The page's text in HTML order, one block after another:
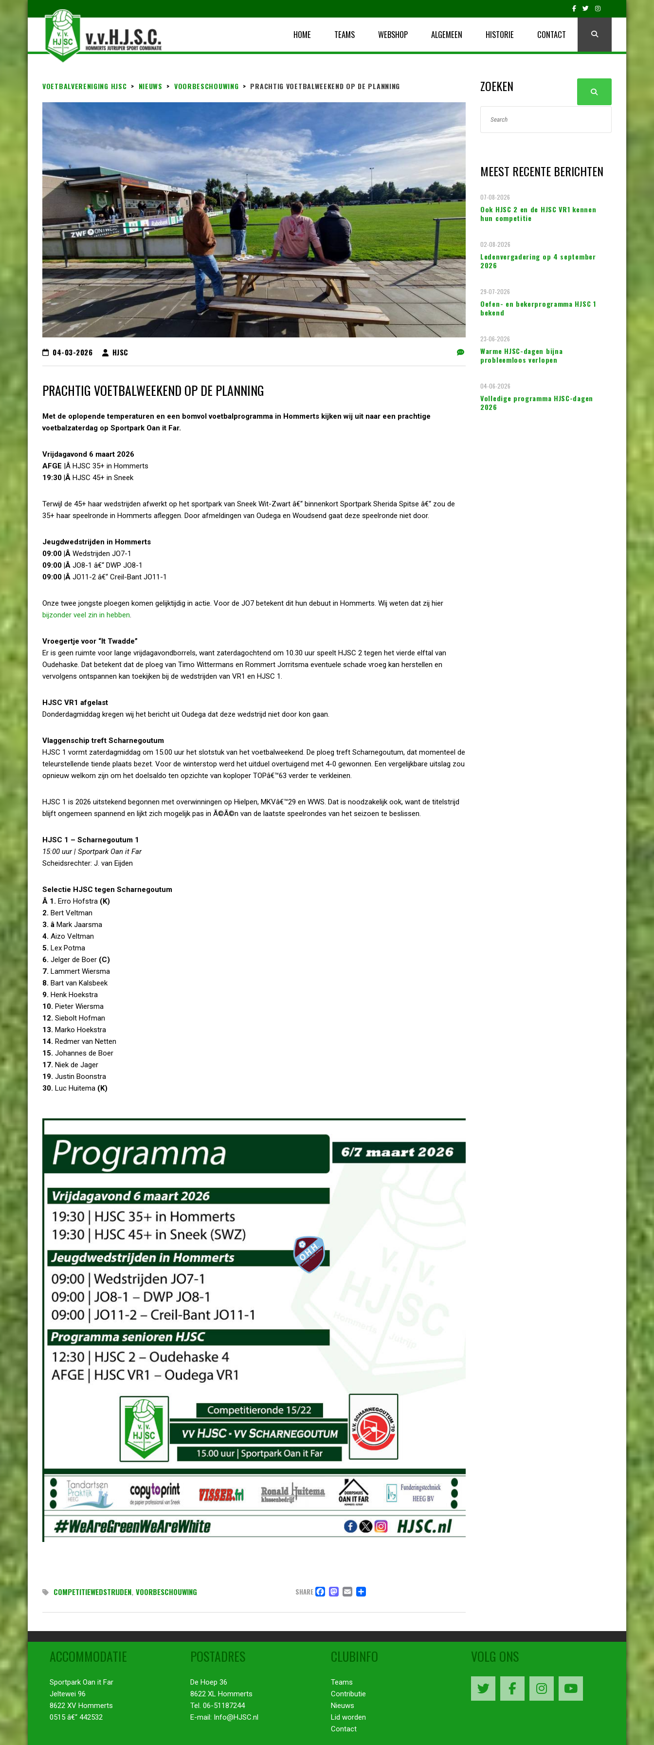
HOME TEAMS WEBSHOP ALGEMEEN HISTORIE CONTACT
VOETBALVERENIGING HJSC > NIEUWS > VOORBESCHOUWING > PRACHTIG VOETBALWEEKEND OP DE PLANNING
04-03-2026 HJSC
PRACHTIG VOETBALWEEKEND OP DE PLANNING
Met de oplopende temperaturen en een bomvol voetbalprogramma in Hommerts kijken wij uit naar een prachtige
voetbalzaterdag op Sportpark Oan it Far.
Vrijdagavond 6 maart 2026
AFGE |Â HJSC 35+ in Hommerts
19:30 |Â HJSC 45+ in Sneek
Terwijl de 45+ haar wedstrijden afwerkt op het sportpark van Sneek Wit-Zwart â€“ binnenkort Sportpark Sherida Spitse â€“ zou de
35+ haar speelronde in Hommerts afleggen. Door afmeldingen van Oudega en Woudsend gaat deze speelronde niet door.
Jeugdwedstrijden in Hommerts
09:00 |Â Wedstrijden JO7-1
09:00 |Â JO8-1 â€“ DWP JO8-1
09:00 |Â JO11-2 â€“ Creil-Bant JO11-1
Onze twee jongste ploegen komen gelijktijdig in actie. Voor de JO7 betekent dit hun debuut in Hommerts. Wij weten dat zij hier
bijzonder veel zin in hebben.
Vroegertje voor “It Twadde”
Er is geen ruimte voor lange vrijdagavondborrels, want zaterdagochtend om 10.30 uur speelt HJSC 2 tegen het vierde elftal van
Oudehaske. Dat betekent dat de ploeg van Timo Wittermans en Rommert Jorritsma eventuele schade vroeg kan herstellen en
vervolgens ontspannen kan toekijken bij de wedstrijden van VR1 en HJSC 1.
HJSC VR1 afgelast
Donderdagmiddag kregen wij het bericht uit Oudega dat deze wedstrijd niet door kon gaan.
Vlaggenschip treft Scharnegoutum
HJSC 1 vormt zaterdagmiddag om 15.00 uur het slotstuk van het voetbalweekend. De ploeg treft Scharnegoutum, dat momenteel de
teleurstellende tiende plaats bezet. Voor de winterstop werd het uitduel overtuigend met 4-0 gewonnen. Een vergelijkbare uitslag zou
opnieuw welkom zijn om het doelsaldo ten opzichte van koploper TOPâ€™63 verder te verkleinen.
HJSC 1 is 2026 uitstekend begonnen met overwinningen op Hielpen, MKVâ€™29 en WWS. Dat is noodzakelijk ook, want de titelstrijd
blijft ongemeen spannend en lijkt zich mogelijk pas in Ã©Ã©n van de laatste speelrondes van het seizoen te beslissen.
HJSC 1 – Scharnegoutum 1
15:00 uur | Sportpark Oan it Far
Scheidsrechter: J. van Eijden
Selectie HJSC tegen Scharnegoutum
Â 1. Erro Hofstra (K)
2. Bert Veltman
3. â Mark Jaarsma
4. Aizo Veltman
5. Lex Potma
6. Jelger de Boer (C)
7. Lammert Wiersma
8. Bart van Kalsbeek
9. Henk Hoekstra
10. Pieter Wiersma
12. Siebolt Hofman
13. Marko Hoekstra
14. Redmer van Netten
15. Johannes de Boer
17. Niek de Jager
19. Justin Boonstra
30. Luc Huitema (K)
COMPETITIEWEDSTRIJDEN, VOORBESCHOUWING SHARE FACEBOOK
MASTODON
EMAILDELEN
ZOEKEN
MEEST RECENTE BERICHTEN
Ook HJSC 2 en de HJSC VR1 kennen
hun competitie
07-08-2026
Ledenvergadering op 4 september
2026
02-08-2026
Oefen- en bekerprogramma HJSC 1
bekend
29-07-2026
Warme HJSC-dagen bijna
probleemloos verlopen
23-06-2026
Volledige programma HJSC-dagen
2026
04-06-2026
ACCOMMODATIE
Sportpark Oan it Far
Jeltewei 96
8622 XV Hommerts
0515 â€“ 442532
POSTADRES
De Hoep 36
8622 XL Hommerts
Tel. 06-51187244
E-mail: Info@HJSC.nl
CLUBINFO
Teams
Contributie
Nieuws
Lid worden
Contact
VOLG ONS